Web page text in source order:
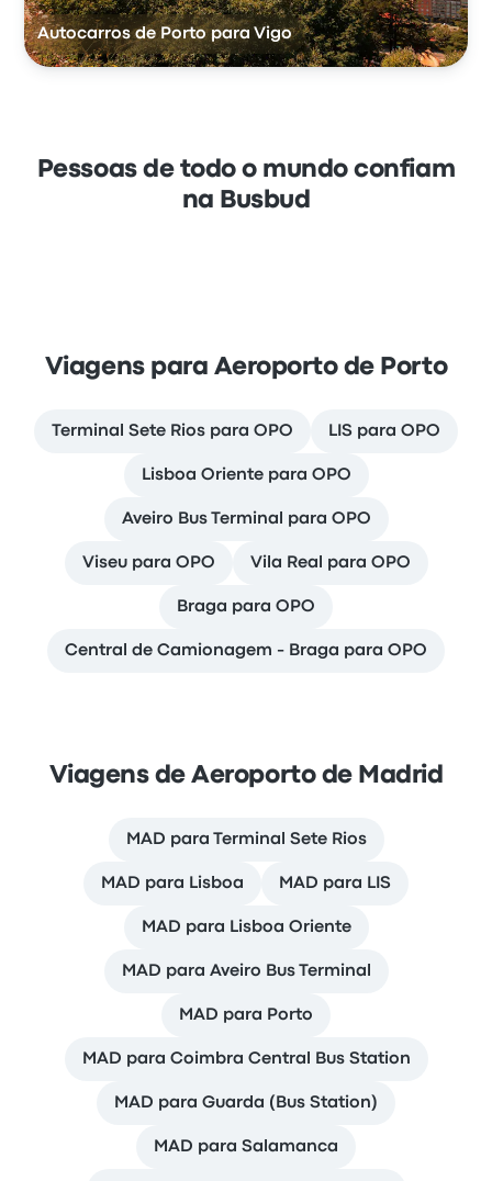
Autocarros de Porto para Vigo
Pessoas de todo o mundo confiam
na Busbud
Viagens para Aeroporto de Porto
Terminal Sete Rios para OPO LIS para OPO
Lisboa Oriente para OPO
Aveiro Bus Terminal para OPO
Viseu para OPO Vila Real para OPO
Braga para OPO
Central de Camionagem - Braga para OPO
Viagens de Aeroporto de Madrid
MAD para Terminal Sete Rios
MAD para Lisboa MAD para LIS
MAD para Lisboa Oriente
MAD para Aveiro Bus Terminal
MAD para Porto
MAD para Coimbra Central Bus Station
MAD para Guarda (Bus Station)
MAD para Salamanca